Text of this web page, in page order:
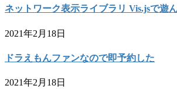
ネットワーク表示ライブラリ Vis.jsで遊
2021年2月18日
ドラえもんファンなので即予約した
2021年2月18日